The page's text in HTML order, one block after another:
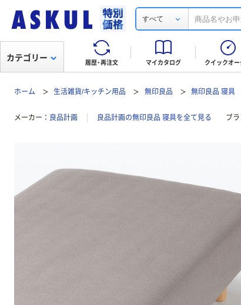
すべて
履歴・再注文 マイカタログ クイックオー
カテゴリー
ホーム 生活雑貨/キッチン用品 無印良品 無印良品 寝具
メーカー 良品計画 良品計画の無印良品 寝具を全て見る ブ